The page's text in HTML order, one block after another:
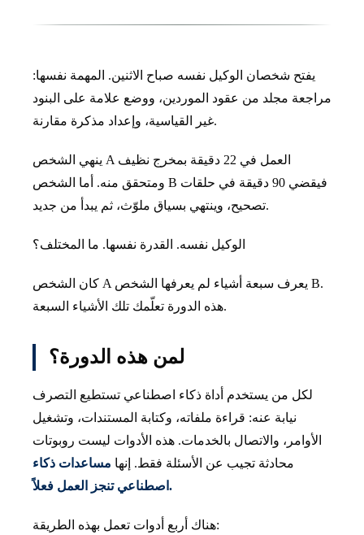
يفتح شخصان الوكيل نفسه صباح الاثنين. المهمة نفسها:
مراجعة مجلد من عقود الموردين، ووضع علامة على البنود
غير القياسية، وإعداد مذكرة مقارنة.
ينهي الشخص A العمل في 22 دقيقة بمخرج نظيف
ومتحقق منه. أما الشخص B فيقضي 90 دقيقة في حلقات
تصحيح، وينتهي بسياق ملوّث، ثم يبدأ من جديد.
الوكيل نفسه. القدرة نفسها. ما المختلف؟
كان الشخص A يعرف سبعة أشياء لم يعرفها الشخص B.
هذه الدورة تعلّمك تلك الأشياء السبعة.
لمن هذه الدورة؟
لكل من يستخدم أداة ذكاء اصطناعي تستطيع التصرف
نيابة عنه: قراءة ملفاته، وكتابة المستندات، وتشغيل
الأوامر، والاتصال بالخدمات. هذه الأدوات ليست روبوتات
محادثة تجيب عن الأسئلة فقط. إنها مساعدات ذكاء
اصطناعي تنجز العمل فعلاً.
هناك أربع أدوات تعمل بهذه الطريقة: